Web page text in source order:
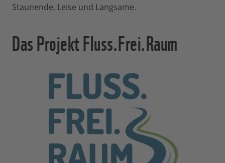
Staunende, Leise und Langsame.
Das Projekt Fluss.Frei.Raum